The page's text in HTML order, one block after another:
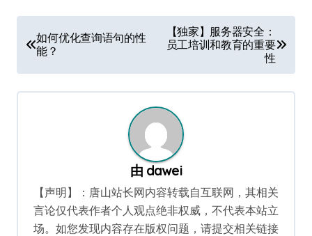
章
导
航
如何优化查询语句的性
能？
【独家】服务器安全：
员工培训和教育的重要
性
由 dawei
【声明】：唐山站长网内容转载自互联网，其相关
言论仅代表作者个人观点绝非权威，不代表本站立
场。如您发现内容存在版权问题，请提交相关链接